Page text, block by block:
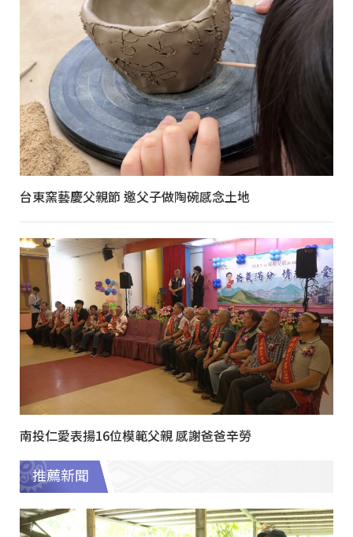
台東窯藝慶父親節 邀父子做陶碗感念土地
南投仁愛表揚16位模範父親 感謝爸爸辛勞
推薦新聞